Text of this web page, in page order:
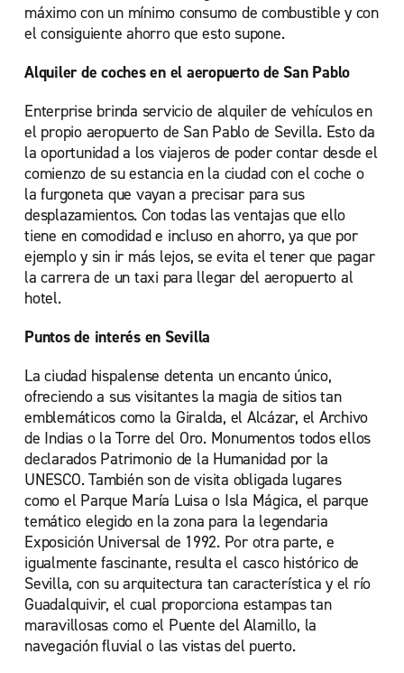
máximo con un mínimo consumo de combustible y con
el consiguiente ahorro que esto supone.
Alquiler de coches en el aeropuerto de San Pablo
Enterprise brinda servicio de alquiler de vehículos en
el propio aeropuerto de San Pablo de Sevilla. Esto da
la oportunidad a los viajeros de poder contar desde el
comienzo de su estancia en la ciudad con el coche o
la furgoneta que vayan a precisar para sus
desplazamientos. Con todas las ventajas que ello
tiene en comodidad e incluso en ahorro, ya que por
ejemplo y sin ir más lejos, se evita el tener que pagar
la carrera de un taxi para llegar del aeropuerto al
hotel.
Puntos de interés en Sevilla
La ciudad hispalense detenta un encanto único,
ofreciendo a sus visitantes la magia de sitios tan
emblemáticos como la Giralda, el Alcázar, el Archivo
de Indias o la Torre del Oro. Monumentos todos ellos
declarados Patrimonio de la Humanidad por la
UNESCO. También son de visita obligada lugares
como el Parque María Luisa o Isla Mágica, el parque
temático elegido en la zona para la legendaria
Exposición Universal de 1992. Por otra parte, e
igualmente fascinante, resulta el casco histórico de
Sevilla, con su arquitectura tan característica y el río
Guadalquivir, el cual proporciona estampas tan
maravillosas como el Puente del Alamillo, la
navegación fluvial o las vistas del puerto.